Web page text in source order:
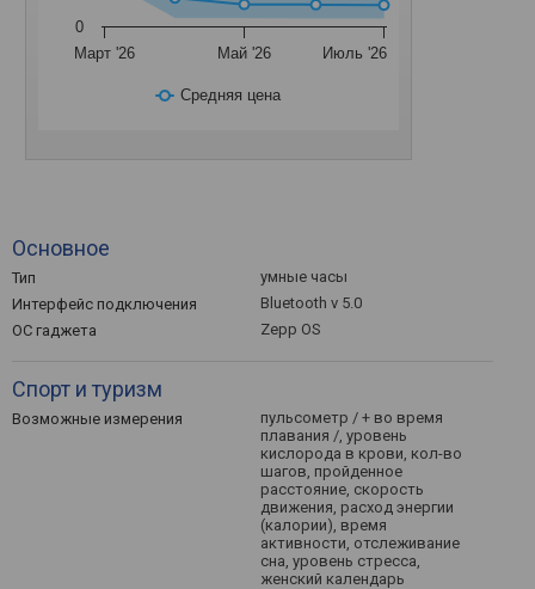
Средняя цена
Март '26 Май '26 Июль '26
0
Основное
Тип
умные часы
Интерфейс подключения
Bluetooth v 5.0
ОС гаджета
Zepp OS
Спорт и туризм
Возможные измерения
пульсометр / + во время
плавания /, уровень
кислорода в крови, кол-во
шагов, пройденное
расстояние, скорость
движения, расход энергии
(калории), время
активности, отслеживание
сна, уровень стресса,
женский календарь